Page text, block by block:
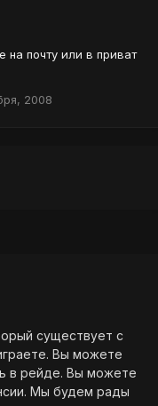
2008
существует с
Вы можете
в рейде. Вы можете
. Мы будем рады